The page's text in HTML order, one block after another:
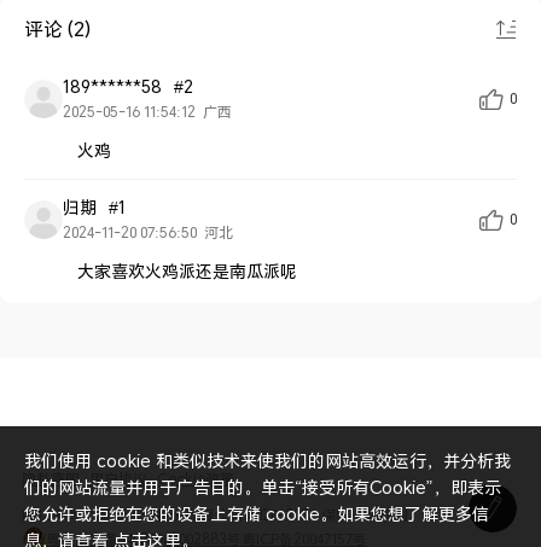
评论 (2)
189******58 #2
2025-05-16 11:54:12 广西
0
火鸡
归期 #1
2024-11-20 07:56:50 河北
0
大家喜欢火鸡派还是南瓜派呢
隐私声明 用户协议 Cookie政策
版权所有 © 荣耀终端股份有限公司 2020-2026 保留一切权利。
粤公网安备44030002002883号
我们使用 cookie 和类似技术来使我们的网站高效运行，并分析我
们的网站流量并用于广告目的。单击“接受所有Cookie”，即表示
您允许或拒绝在您的设备上存储 cookie。如果您想了解更多信
息，请查看 点击这里。